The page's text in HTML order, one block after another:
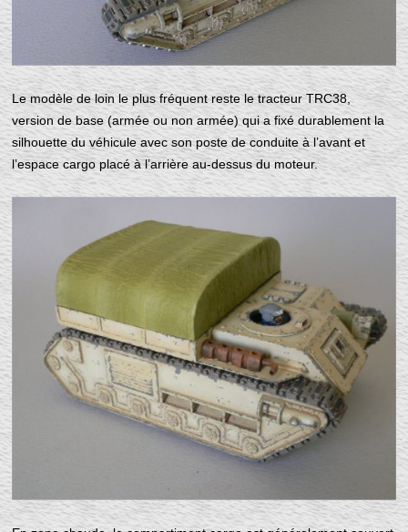
Le modèle de loin le plus fréquent reste le tracteur TRC38,
version de base (armée ou non armée) qui a fixé durablement la
silhouette du véhicule avec son poste de conduite à l’avant et
l’espace cargo placé à l’arrière au-dessus du moteur.